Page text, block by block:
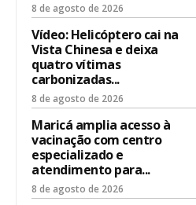
8 de agosto de 2026
Vídeo: Helicóptero cai na
Vista Chinesa e deixa
quatro vítimas
carbonizadas...
8 de agosto de 2026
Maricá amplia acesso à
vacinação com centro
especializado e
atendimento para...
8 de agosto de 2026